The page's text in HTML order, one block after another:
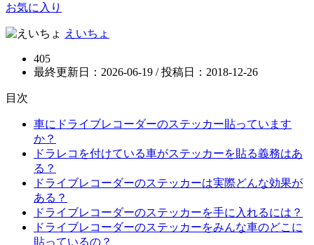
お気に入り
えいちょ
405
最終更新日：2026-06-19 / 投稿日： 2018-12-26
目次
車にドライブレコーダーのステッカー貼っています
か？
ドラレコを付けている車がステッカーを貼る義務はあ
る？
ドライブレコーダーのステッカーは実際どんな効果が
ある？
ドライブレコーダーのステッカーを手に入れるには？
ドライブレコーダーのステッカーをみんな車のどこに
貼っているの？